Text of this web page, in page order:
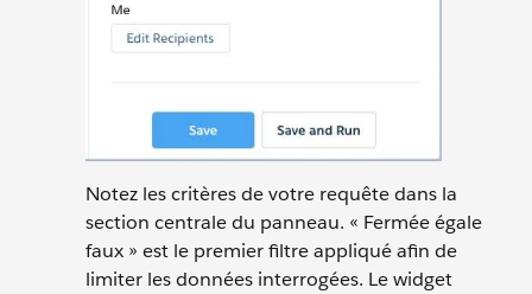
Notez les critères de votre requête dans la
section centrale du panneau. « Fermée égale
faux » est le premier filtre appliqué afin de
limiter les données interrogées. Le widget